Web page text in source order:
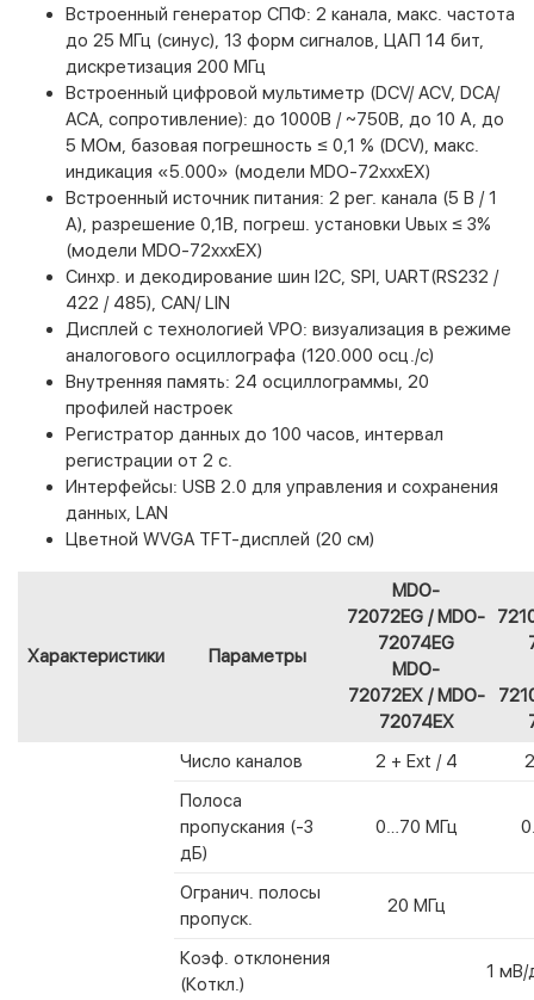
Встроенный генератор СПФ: 2 канала, макс. частота
до 25 МГц (синус), 13 форм сигналов, ЦАП 14 бит,
дискретизация 200 МГц
Встроенный цифровой мультиметр (DCV/ ACV, DCA/
ACA, сопротивление): до 1000В / ~750В, до 10 А, до
5 МОм, базовая погрешность ≤ 0,1 % (DCV), макс.
индикация «5.000» (модели MDO-72хххEX)
Встроенный источник питания: 2 рег. канала (5 В / 1
А), разрешение 0,1В, погреш. установки Uвых ≤ 3%
(модели MDO-72хххEX)
Синхр. и декодирование шин I2C, SPI, UART(RS232 /
422 / 485), CAN/ LIN
Дисплей с технологией VPO: визуализация в режиме
аналогового осциллографа (120.000 осц./с)
Внутренняя память: 24 осциллограммы, 20
профилей настроек
Регистратор данных до 100 часов, интервал
регистрации от 2 с.
Интерфейсы: USB 2.0 для управления и сохранения
данных, LAN
Цветной WVGA TFT-дисплей (20 см)
Характеристики Параметры
MDO-
72072EG / MDO-
72074EG
MDO-
72072EX / MDO-
72074EX
Число каналов
2 + Ext / 4
Полоса
пропускания (-3
дБ)
0…70 МГц
Огранич. полосы
пропуск.
20 МГц
Коэф. отклонения
(Коткл.)
1 мВ/